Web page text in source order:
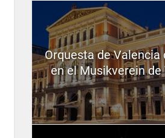
Orquesta de Valencia
en el Musikverein de